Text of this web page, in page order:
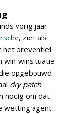
vorig jaar
, ziet als
het preventief
win-winsituatie.
opgebouwd
dry patch
nodig om dat
wetting agent